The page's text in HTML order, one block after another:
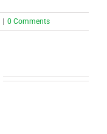
| 0 Comments